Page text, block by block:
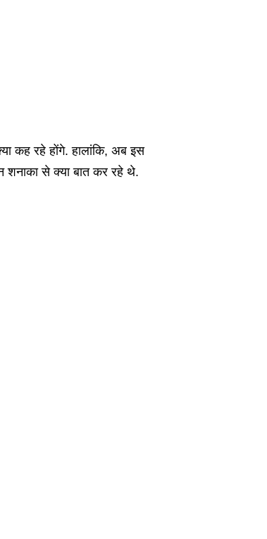
कह रहे होंगे. हालांकि, अब इस
शनाका से क्या बात कर रहे थे.